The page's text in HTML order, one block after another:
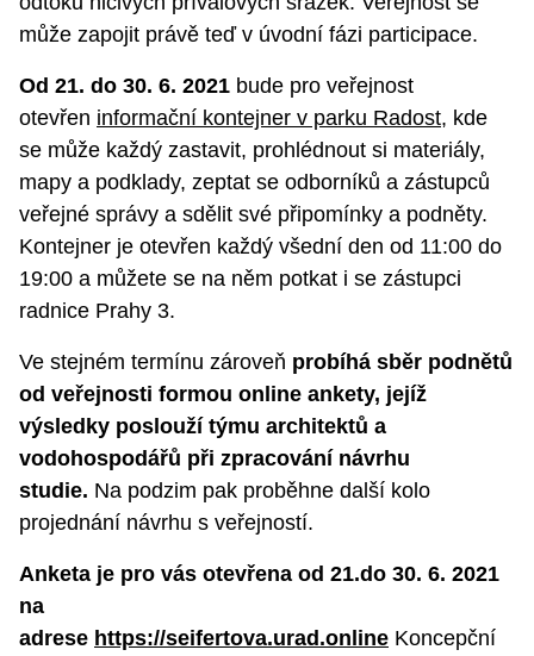
může zapojit právě teď v úvodní fázi participace.
Od 21. do 30. 6. 2021 bude pro veřejnost
otevřen informační kontejner v parku Radost, kde
se může každý zastavit, prohlédnout si materiály,
mapy a podklady, zeptat se odborníků a zástupců
veřejné správy a sdělit své připomínky a podněty.
Kontejner je otevřen každý všední den od 11:00 do
19:00 a můžete se na něm potkat i se zástupci
radnice Prahy 3.
Ve stejném termínu zároveň probíhá sběr podnětů
od veřejnosti formou online ankety, jejíž
výsledky poslouží týmu architektů a
vodohospodářů při zpracování návrhu
studie. Na podzim pak proběhne další kolo
projednání návrhu s veřejností.
Anketa je pro vás otevřena od 21.do 30. 6. 2021
na
adrese https://seifertova.urad.online Koncepční